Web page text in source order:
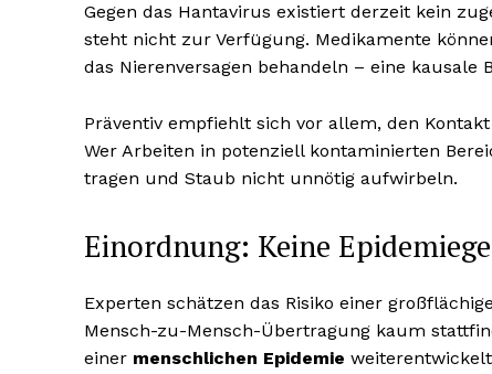
Gegen das Hantavirus existiert derzeit kein
steht nicht zur Verfügung. Medikamente
das Nierenversagen behandeln – eine
Präventiv empfiehlt sich vor allem, den
Wer Arbeiten in potenziell kontaminierten
tragen und Staub nicht unnötig aufwirbeln.
Einordnung: Keine
Experten schätzen das Risiko einer
Mensch-zu-Mensch-Übertragung kaum
einer menschlichen Epidemie